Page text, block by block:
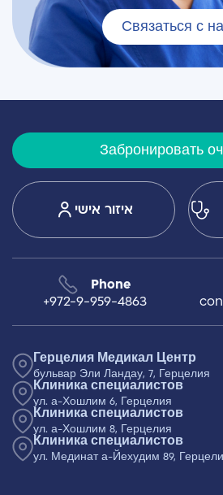
Связаться с
Забронировать
איזור אישי
Phone
+972-9-959-4863
Герцелия Медикал Центр
бульвар Эли Ландау, 7, Герцелия
Клиника специалистов
ул. а-Хошлим 6, Герцелия
Клиника специалистов
ул. а-Хошлим 8, Герцелия
Клиника специалистов
ул. Мединат а-Йехудим 89,